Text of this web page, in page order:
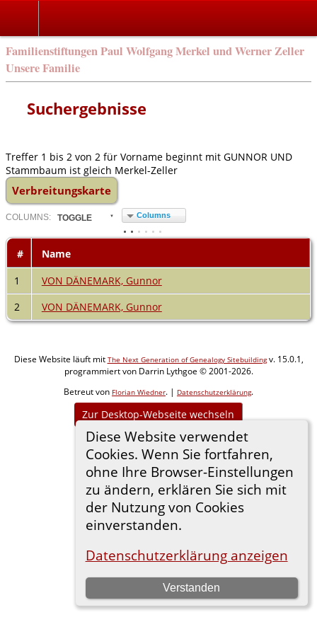
Familienstiftungen Paul Wolfgang Merkel und Werner Zeller
Unsere Familie
Diese Website verwendet
Cookies. Wenn Sie fortfahren,
ohne Ihre Browser-Einstellungen
zu ändern, erklären Sie sich mit
der Nutzung von Cookies
einverstanden.
Datenschutzerklärung anzeigen
Verstanden
Suchergebnisse
Treffer 1 bis 2 von 2 für Vorname beginnt mit GUNNOR UND
Stammbaum ist gleich Merkel-Zeller
Verbreitungskarte
COLUMN S: TOGGLE Columns
#
Name
1
VON DÄNEMARK, Gunnor
2
VON DÄNEMARK, Gunnor
Diese Website läuft mit The Next Generation of Genealogy Sitebuildingv. 15.0.1,
programmiert von Darrin Lythgoe © 2001-2026.
Betreut von Florian Wiedner. | Datenschutzerklärung.
Zur Desktop-Webseite wechseln